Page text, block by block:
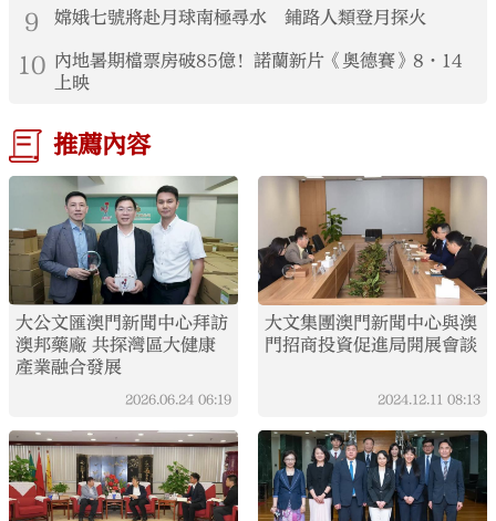
9 嫦娥七號將赴月球南極尋水 鋪路人類登月探火
10 內地暑期檔票房破85億！諾蘭新片《奧德賽》8·14
上映
推薦內容
大公文匯澳門新聞中心拜訪
澳邦藥廠 共探灣區大健康
產業融合發展
2026.06.24 06:19
大文集團澳門新聞中心與澳
門招商投資促進局開展會談
2024.12.11 08:13